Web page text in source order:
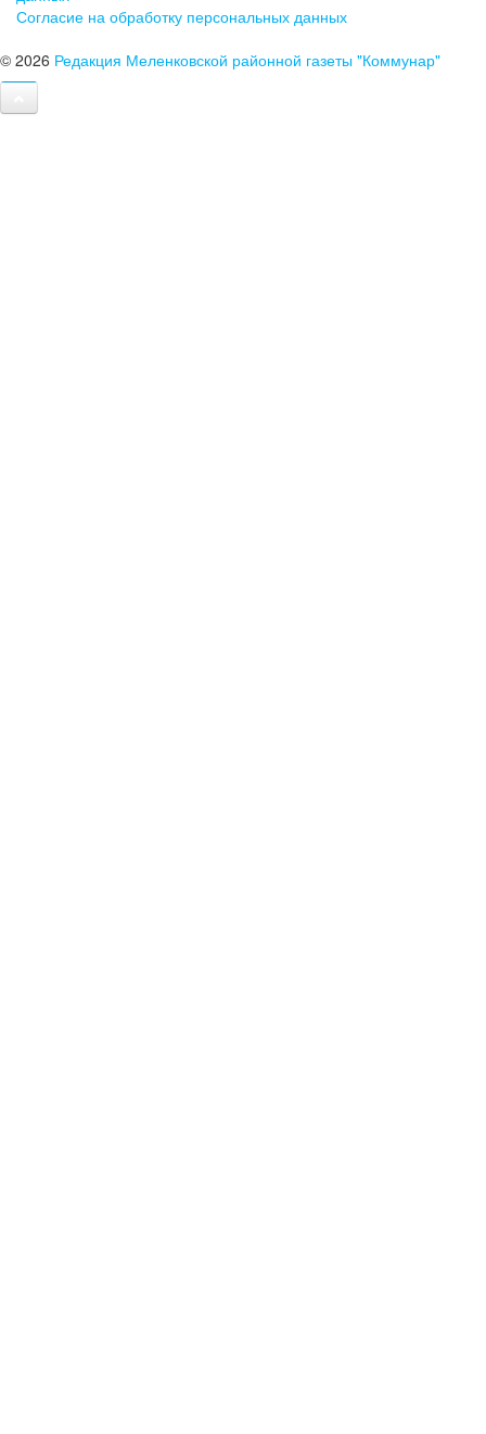
Согласие на обработку персональных данных
© 2026 Редакция Меленковской районной газеты "Коммунар"